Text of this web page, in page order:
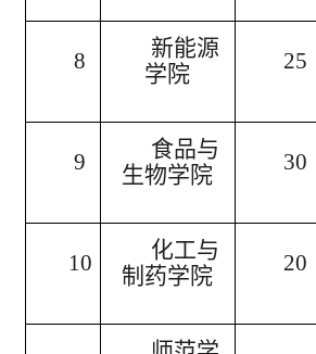
8
新能源
学院
25
9
食品与
生物学院
30
10
化工与
制药学院
20